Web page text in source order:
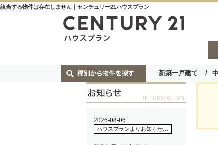
該当する物件は存在しません｜センチュリー21ハウスプラン
新築一戸建て